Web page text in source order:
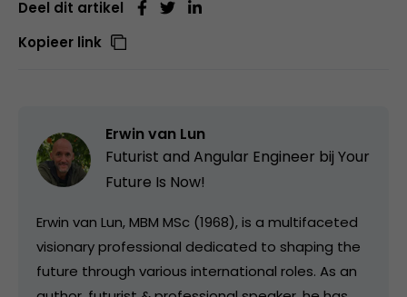
Deel dit artikel
Kopieer link
Erwin van Lun
Futurist and Angular Engineer bij Your
Future Is Now!
Erwin van Lun, MBM MSc (1968), is a multifaceted
visionary professional dedicated to shaping the
future through various international roles. As an